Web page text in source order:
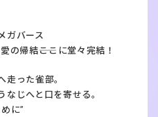
ガバース
帰結――ここに堂々完結！
走った雀部。
じへと口を寄せる。
に”